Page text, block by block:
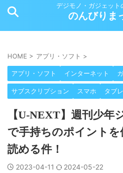
デジモノ・ガジェット
のんびりま
HOME > アプリ・ソフト >
アプリ・ソフト インターネット
サブスクリプション スマホ タブ
【U-NEXT】週刊少年
で手持ちのポイント
読める件！
2023-04-11 2024-05-22